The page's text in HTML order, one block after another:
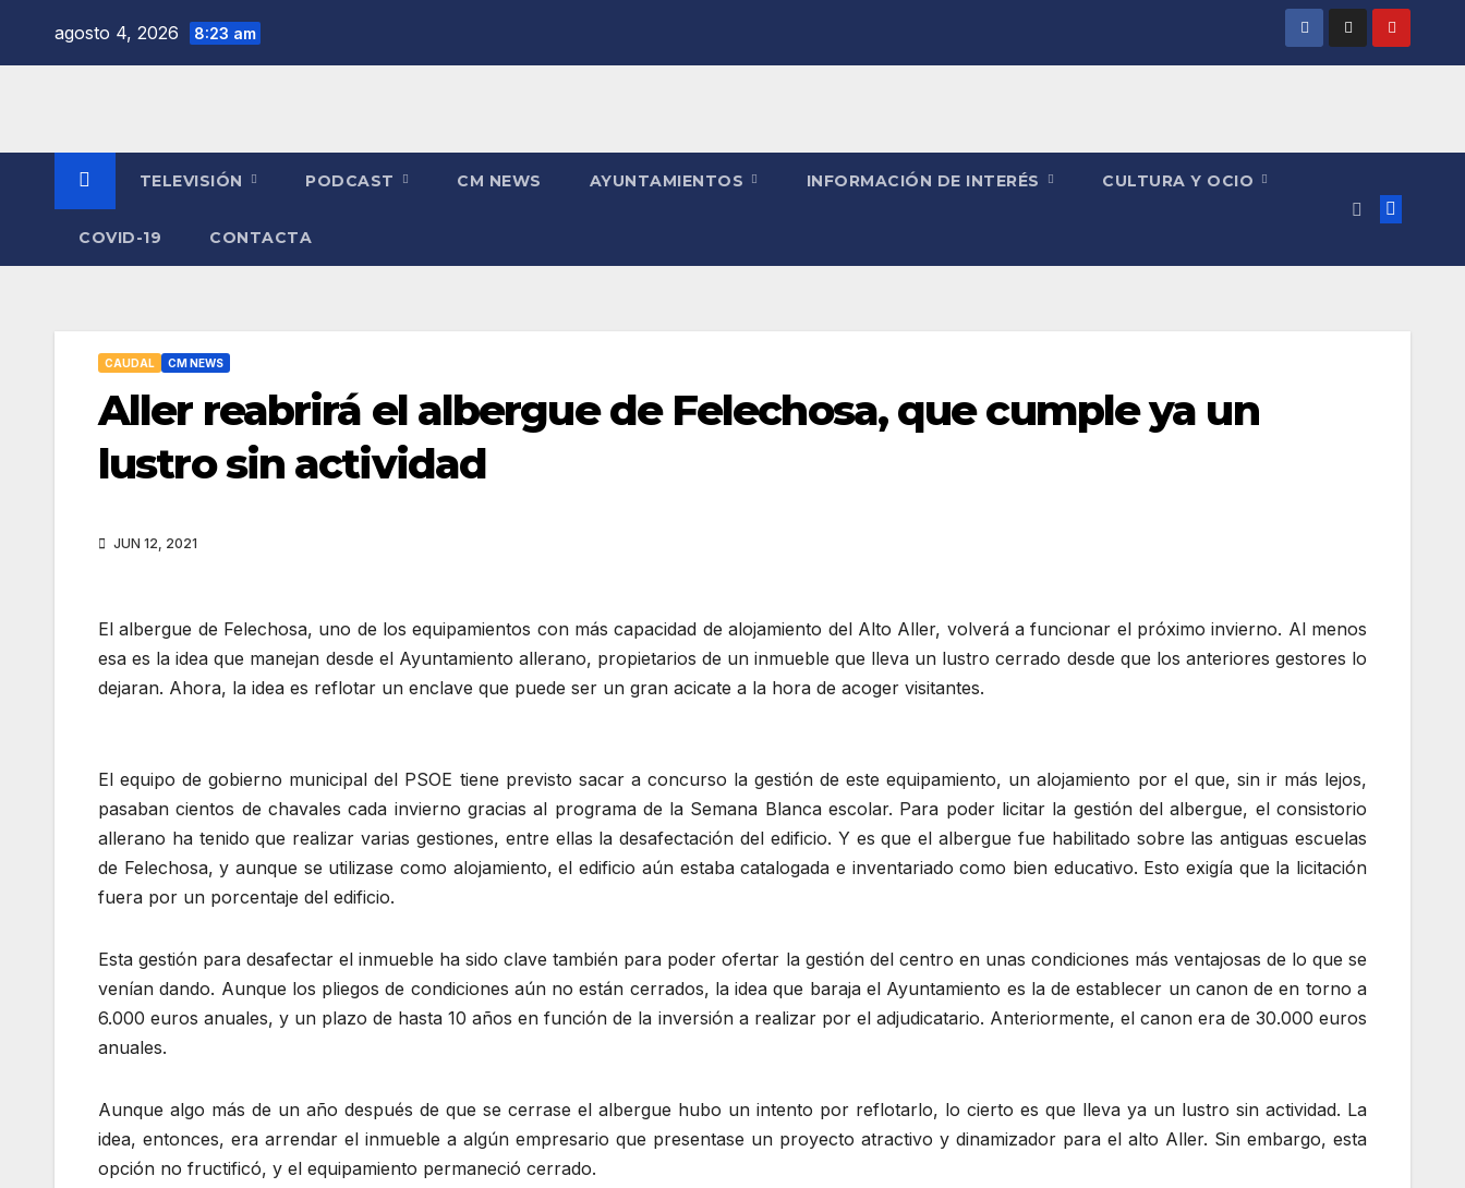
agosto 4, 2026 8:23 am
TELEVISIÓN PODCAST CM NEWS AYUNTAMIENTOS INFORMACIÓN DE INTERÉS CULTURA Y OCIO
COVID-19 CONTACTA
CAUDAL CM NEWS
Aller reabrirá el albergue de Felechosa, que cumple ya un
lustro sin actividad
JUN 12, 2021
El albergue de Felechosa, uno de los equipamientos con más capacidad de alojamiento del Alto Aller, volverá a funcionar el próximo invierno. Al menos
esa es la idea que manejan desde el Ayuntamiento allerano, propietarios de un inmueble que lleva un lustro cerrado desde que los anteriores gestores lo
dejaran. Ahora, la idea es reflotar un enclave que puede ser un gran acicate a la hora de acoger visitantes.
El equipo de gobierno municipal del PSOE tiene previsto sacar a concurso la gestión de este equipamiento, un alojamiento por el que, sin ir más lejos,
pasaban cientos de chavales cada invierno gracias al programa de la Semana Blanca escolar. Para poder licitar la gestión del albergue, el consistorio
allerano ha tenido que realizar varias gestiones, entre ellas la desafectación del edificio. Y es que el albergue fue habilitado sobre las antiguas escuelas
de Felechosa, y aunque se utilizase como alojamiento, el edificio aún estaba catalogada e inventariado como bien educativo. Esto exigía que la licitación
fuera por un porcentaje del edificio.
Esta gestión para desafectar el inmueble ha sido clave también para poder ofertar la gestión del centro en unas condiciones más ventajosas de lo que se
venían dando. Aunque los pliegos de condiciones aún no están cerrados, la idea que baraja el Ayuntamiento es la de establecer un canon de en torno a
6.000 euros anuales, y un plazo de hasta 10 años en función de la inversión a realizar por el adjudicatario. Anteriormente, el canon era de 30.000 euros
anuales.
Aunque algo más de un año después de que se cerrase el albergue hubo un intento por reflotarlo, lo cierto es que lleva ya un lustro sin actividad. La
idea, entonces, era arrendar el inmueble a algún empresario que presentase un proyecto atractivo y dinamizador para el alto Aller. Sin embargo, esta
opción no fructificó, y el equipamiento permaneció cerrado.